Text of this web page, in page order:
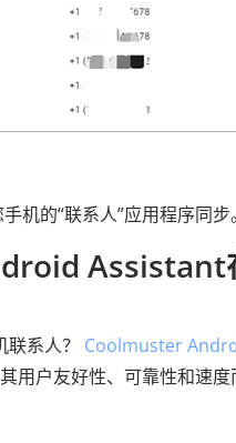
机的“联系人”应用程序同步。
Assistant
系人？ Coolmuster
用户友好性、可靠性和速度